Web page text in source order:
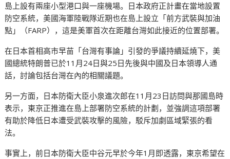
島上設有兩座小型港口與一座機場。日本政府正計畫在當地設置
防空系統，美國海軍陸戰隊近期也在島上設立「前方武裝與加油
點」（FARP），這是美軍首次在距離台灣如此接近的位置部署。
在日本首相高市早苗「台灣有事論」引發的爭議持續延燒下，美
國總統特朗普已於11月24日與25日先後與中國及日本領導人通
話，討論包括台灣在內的相關議題。
另一方面，日本防衛大臣小泉進次郎在11月23日訪問與那國島時
表示，東京正推進在島上部署防空系統的計劃，並強調這項部署
有助於降低日本遭受武裝攻擊的風險，駁斥加劇區域緊張的看
法。
事實上，前日本防衛大臣中谷元早於今年1月即透露，東京希望在